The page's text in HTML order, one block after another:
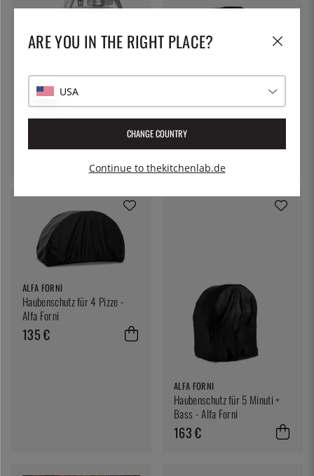
GOZNEY
Gozney
57 €
ALFA FORNI
Haubenschutz für Nano +
Basis - Alfa Forni
135 €
ALFA FORNI
Haubenschutz für 4 Pizze -
Alfa Forni
135 €
ALFA FORNI
Haubenschutz für 5 Minuti +
Bass - Alfa Forni
163 €
ARE YOU IN THE RIGHT PLACE?
USA
CHANGE COUNTRY
Continue to thekitchenlab.de